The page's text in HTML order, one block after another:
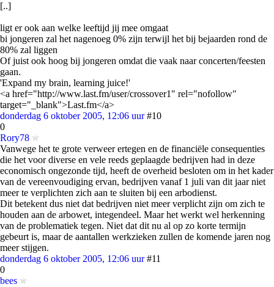
[..]
ligt er ook aan welke leeftijd jij mee omgaat
bi jongeren zal het nagenoeg 0% zijn terwijl het bij bejaarden rond de
80% zal liggen
Of juist ook hoog bij jongeren omdat die vaak naar concerten/feesten
gaan.
'Expand my brain, learning juice!'
<a href="http://www.last.fm/user/crossover1" rel="nofollow"
target="_blank">Last.fm</a>
donderdag 6 oktober 2005, 12:06 uur #10
0
Rory78
Vanwege het te grote verweer ertegen en de financiële consequenties
die het voor diverse en vele reeds geplaagde bedrijven had in deze
economisch ongezonde tijd, heeft de overheid besloten om in het kader
van de vereenvoudiging ervan, bedrijven vanaf 1 juli van dit jaar niet
meer te verplichten zich aan te sluiten bij een arbodienst.
Dit betekent dus niet dat bedrijven niet meer verplicht zijn om zich te
houden aan de arbowet, integendeel. Maar het werkt wel herkenning
van de problematiek tegen. Niet dat dit nu al op zo korte termijn
gebeurt is, maar de aantallen werkzieken zullen de komende jaren nog
meer stijgen.
donderdag 6 oktober 2005, 12:06 uur #11
0
bees